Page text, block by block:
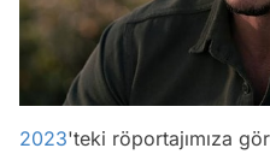
2023'teki röportajımıza